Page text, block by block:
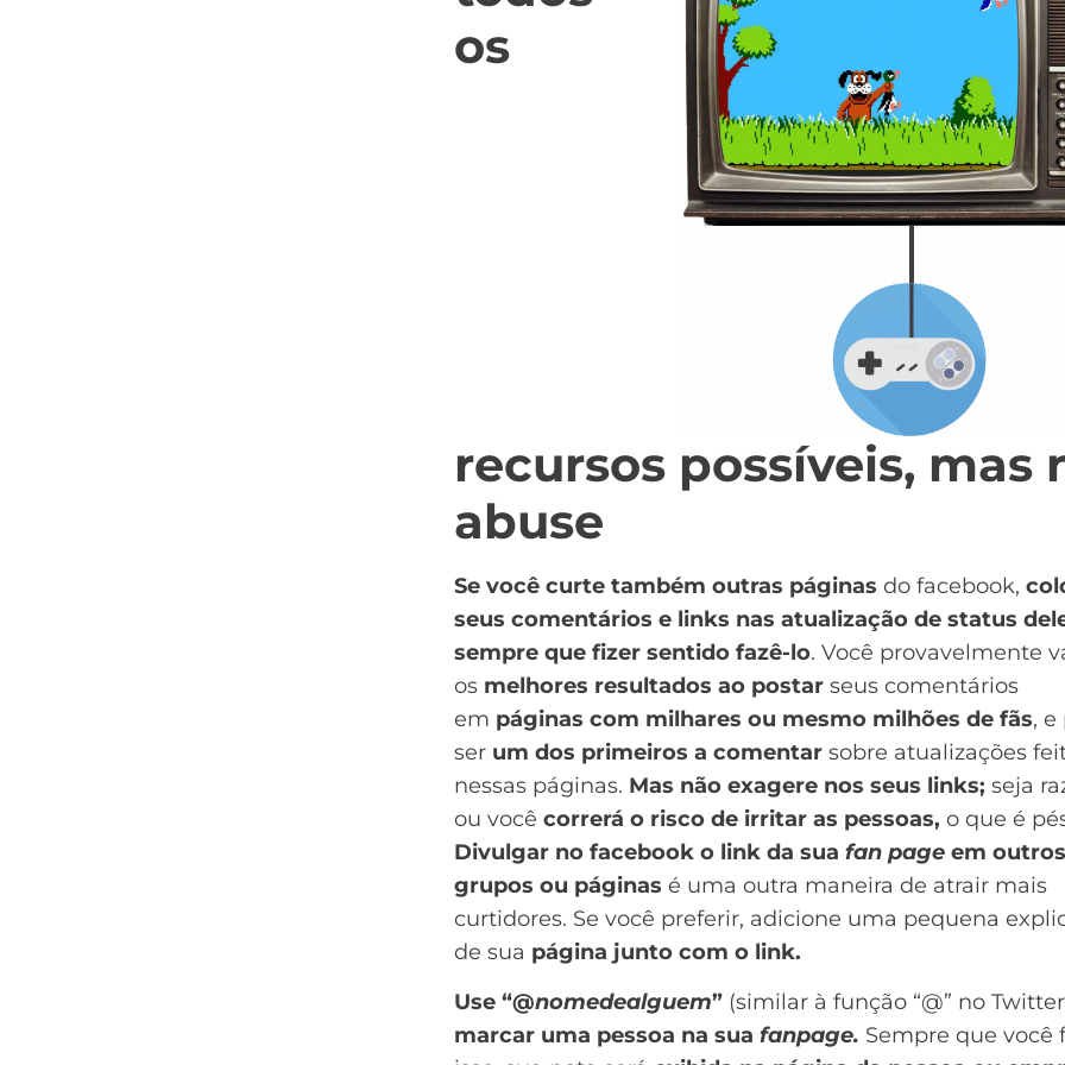
os
recursos possíveis, mas
abuse
Se você curte também outras páginas do facebook,
seus comentários e links nas atualização de status
sempre que fizer sentido fazê-lo. Você provavelmente
os melhores resultados ao postar seus comentários
em páginas com milhares ou mesmo milhões de fãs, e
ser um dos primeiros a comentar sobre atualizações
nessas páginas. Mas não exagere nos seus links; seja
ou você correrá o risco de irritar as pessoas, o que é
Divulgar no facebook o link da sua fan page em outros
grupos ou páginas é uma outra maneira de atrair mais
curtidores. Se você preferir, adicione uma pequena
de sua página junto com o link.
Use “@nomedealguem” (similar à função “@” no
marcar uma pessoa na sua fanpage. Sempre que você